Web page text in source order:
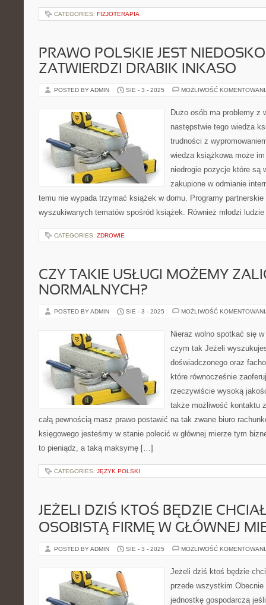
CATEGORIES: FIZJOTERAPIA
PRAWO POLSKIE JEST
ZATWIERDZI DRABIK INKASO
POSTED BY ADMIN SIE - 3 - 2025 MOŻLIWOŚĆ
Dużo osób ma problemy z
następstwie tego wiedza
trudności z
wiedza książkowa może
niedrogie pozycje które są
zakupione w odmianie
temu nie wypada trzymać książek w domu. Programy
wyszukiwanych tematów spośród książek. Również młodzi
CATEGORIES: ZDROWIE
CZY TAKIE USŁUGI MOŻEMY
NORMALNYCH?
POSTED BY ADMIN SIE - 3 - 2025 MOŻLIWOŚĆ
Nieraz wolno spotkać się
czym tak Jeżeli
doświadczonego oraz
które równocześnie
rzeczywiście wysoką
także możliwość kontaktu
całą pewnością masz prawo postawić na tak zwane biuro
księgowego jesteśmy w stanie polecić w głównej mierze tym
to pieniądz, a taką maksymę […]
CATEGORIES: JĘZYK POLSKI
JEŻELI DZIŚ KTOŚ BĘDZIE
OSOBISTĄ FIRMĘ W GŁÓWNEJ
POSTED BY ADMIN SIE - 3 - 2025 MOŻLIWOŚĆ
Jeżeli dziś ktoś będzie
przede wszystkim
jednostkę gospodarczą